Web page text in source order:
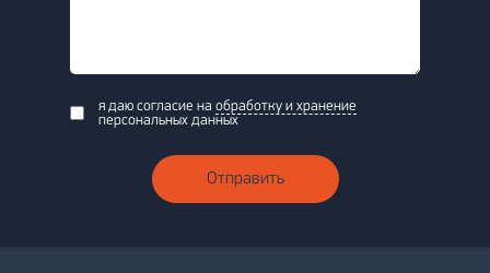
я даю согласие на обработку и хранение
персональных данных
Отправить